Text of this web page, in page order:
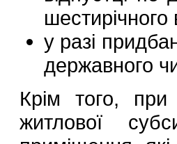
шестирічного
у разі
державного
Крім того,
житлової